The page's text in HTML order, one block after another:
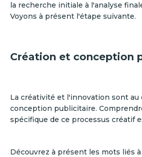
la recherche initiale à l'analyse
Voyons à présent l'étape suivante.
Création et conception
La créativité et l'innovation sont au
conception publicitaire.
spécifique de ce processus créatif
Découvrez à présent les mots liés